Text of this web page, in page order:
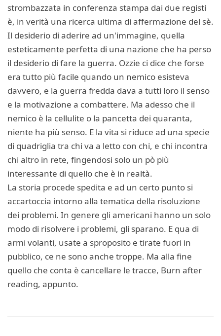
strombazzata in conferenza stampa dai due registi
è, in verità una ricerca ultima di affermazione del sè.
Il desiderio di aderire ad un'immagine, quella
esteticamente perfetta di una nazione che ha perso
il desiderio di fare la guerra. Ozzie ci dice che forse
era tutto più facile quando un nemico esisteva
davvero, e la guerra fredda dava a tutti loro il senso
e la motivazione a combattere. Ma adesso che il
nemico è la cellulite o la pancetta dei quaranta,
niente ha più senso. E la vita si riduce ad una specie
di quadriglia tra chi va a letto con chi, e chi incontra
chi altro in rete, fingendosi solo un pò più
interessante di quello che è in realtà.
La storia procede spedita e ad un certo punto si
accartoccia intorno alla tematica della risoluzione
dei problemi. In genere gli americani hanno un solo
modo di risolvere i problemi, gli sparano. E qua di
armi volanti, usate a sproposito e tirate fuori in
pubblico, ce ne sono anche troppe. Ma alla fine
quello che conta è cancellare le tracce, Burn after
reading, appunto.